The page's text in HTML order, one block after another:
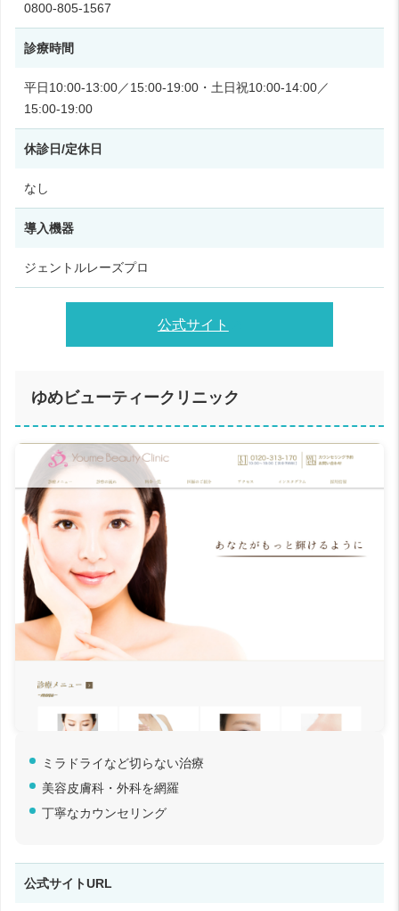
0800-805-1567
診療時間
平日10:00‑13:00／15:00‑19:00・土日祝10:00‑14:00／
15:00‑19:00
休診日/定休日
なし
導入機器
ジェントルレーズプロ
公式サイト
ゆめビューティークリニック
ミラドライなど切らない治療
美容皮膚科・外科を網羅
丁寧なカウンセリング
公式サイトURL